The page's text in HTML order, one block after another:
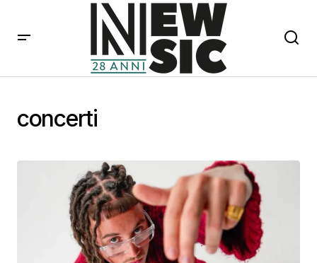
concerti